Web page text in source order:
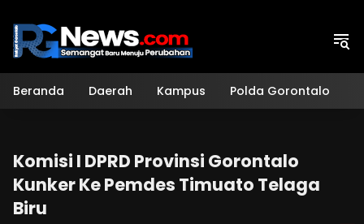
konten
Beranda Daerah Kampus Polda Gorontalo
Komisi I DPRD Provinsi Gorontalo
Kunker Ke Pemdes Timuato Telaga
Biru